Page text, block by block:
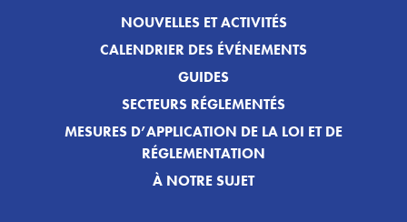
NOUVELLES ET ACTIVITÉS
CALENDRIER DES ÉVÉNEMENTS
GUIDES
SECTEURS RÉGLEMENTÉS
MESURES D’APPLICATION DE LA LOI ET DE
RÉGLEMENTATION
À NOTRE SUJET